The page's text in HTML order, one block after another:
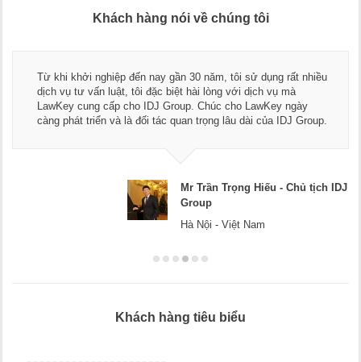
Khách hàng nói về chúng tôi
tôi sử dụng rất nhiều
với dịch vụ mà
cho LawKey ngày
lâu dài của IDJ Group.
Trọng Hiếu - Chủ tịch IDJ
Thay mặt Công ty Dương Cafe, tôi
ngũ luật sư, kế toán của LawKey.
dụng dịch vụ tư vấn pháp luật và
Chúc các bạn phát triển hơn, phục
Khách hàng tiêu biểu